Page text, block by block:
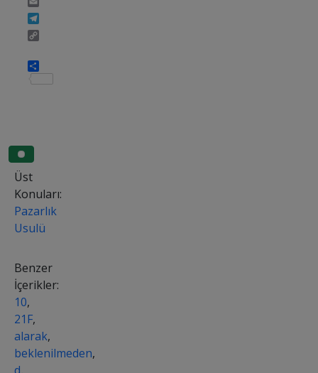
Üst
Konuları:
Pazarlık
Usulü
Benzer
İçerikler:
10,
21F,
alarak,
beklenilmeden,